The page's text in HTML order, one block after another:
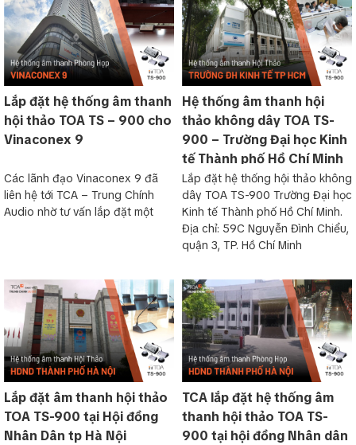
Lắp đặt hệ thống âm thanh
hội thảo TOA TS – 900 cho
Vinaconex 9
Các lãnh đạo Vinaconex 9 đã
liên hệ tới TCA – Trung Chính
Audio nhờ tư vấn lắp đặt một
Hệ thống âm thanh hội
thảo không dây TOA TS-
900 – Trường Đại học Kinh
tế Thành phố Hồ Chí Minh
Lắp đặt hệ thống hội thảo không
dây TOA TS-900 Trường Đại học
Kinh tế Thành phố Hồ Chí Minh.
Địa chỉ: 59C Nguyễn Đình Chiểu,
quận 3, TP. Hồ Chí Minh
Lắp đặt âm thanh hội thảo
TOA TS-900 tại Hội đồng
Nhân Dân tp Hà Nội
TCA lắp đặt hệ thống âm
thanh hội thảo TOA TS-
900 tại hội đồng Nhân dân